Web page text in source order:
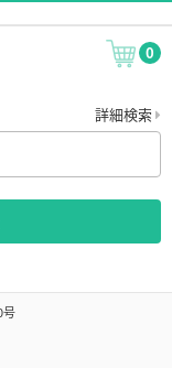
0
詳細検索
号